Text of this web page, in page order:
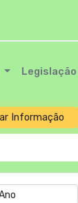
Legislação
Informação